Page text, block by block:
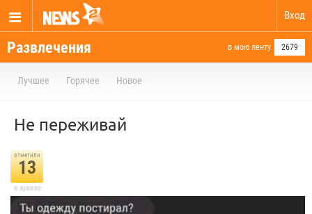
Вход
Развлечения в мою ленту 2679
Лучшее Горячее Новое
Не переживай
отметили
13
в архиве